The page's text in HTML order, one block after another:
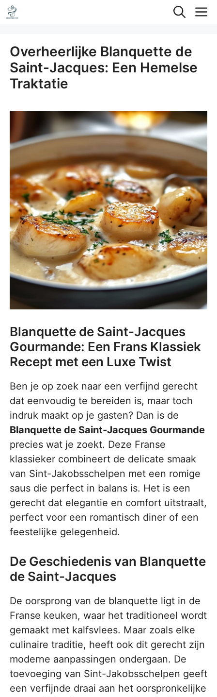
Ga
naar
inhoud
Overheerlijke Blanquette de
Saint-Jacques: Een Hemelse
Traktatie
Blanquette de Saint-Jacques
Gourmande: Een Frans Klassiek
Recept met een Luxe Twist
Ben je op zoek naar een verfijnd gerecht
dat eenvoudig te bereiden is, maar toch
indruk maakt op je gasten? Dan is de
Blanquette de Saint-Jacques Gourmande
precies wat je zoekt. Deze Franse
klassieker combineert de delicate smaak
van Sint-Jakobsschelpen met een romige
saus die perfect in balans is. Het is een
gerecht dat elegantie en comfort uitstraalt,
perfect voor een romantisch diner of een
feestelijke gelegenheid.
De Geschiedenis van Blanquette
de Saint-Jacques
De oorsprong van de blanquette ligt in de
Franse keuken, waar het traditioneel wordt
gemaakt met kalfsvlees. Maar zoals elke
culinaire traditie, heeft ook dit gerecht zijn
moderne aanpassingen ondergaan. De
toevoeging van Sint-Jakobsschelpen geeft
een verfijnde draai aan het oorspronkelijke